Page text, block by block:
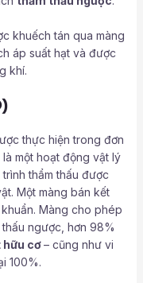
khuếch tán qua màng
áp suất hạt và được
khí.
thực hiện trong đơn
một hoạt động vật lý
thẩm thấu được
Một màng bán kết
Màng cho phép
ngược, hơn 98%
hữu cơ– cũng như vi
100%.